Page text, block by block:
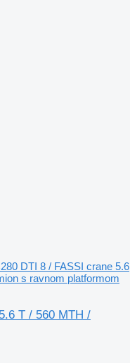
DTI 8 / FASSI crane 5.6
s ravnom platformom
T / 560 MTH /